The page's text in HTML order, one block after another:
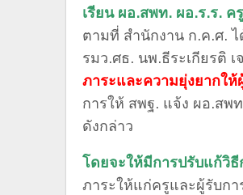
เรียน ผอ.สพท. ผอ.ร.ร.
ตามที่ สำนักงาน ก.ค.ศ.
รมว.ศธ. นพ.ธีระเกียรติ
ภาระและความยุ่งยากให้
การให้ สพฐ. แจ้ง ผอ.สพ
ดังกล่าว
โดยจะให้มีการปรับแก้วิธี
ภาระให้แก่ครูและผู้รับกา